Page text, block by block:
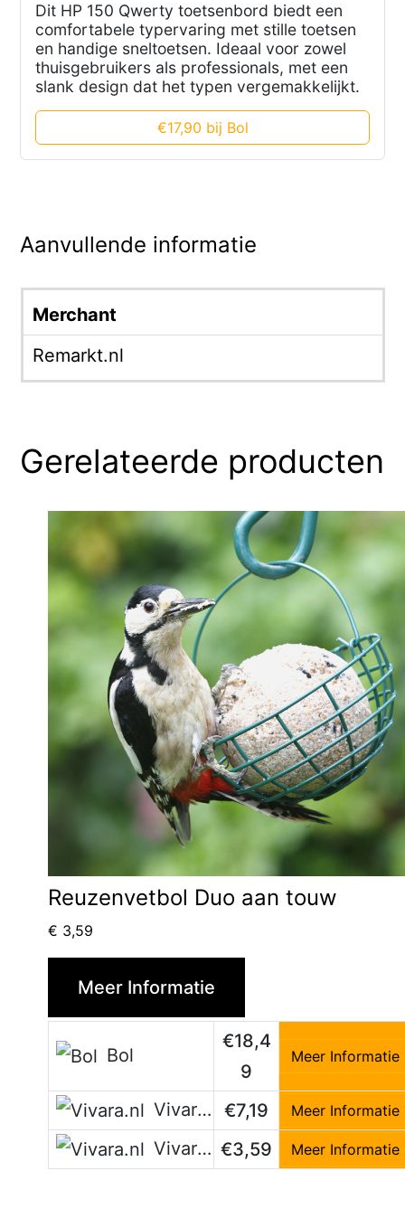
Dit HP 150 Qwerty toetsenbord biedt een
comfortabele typervaring met stille toetsen
en handige sneltoetsen. Ideaal voor zowel
thuisgebruikers als professionals, met een
slank design dat het typen vergemakkelijkt.
€17,90 bij Bol
Aanvullende informatie
Merchant
Remarkt.nl
Gerelateerde producten
Reuzenvetbol Duo aan touw
€ 3,59
Meer Informatie
Bol
€18,4
9
Meer Informatie
Vivara.nl €7,19 Meer Informatie
Vivara.nl €3,59 Meer Informatie